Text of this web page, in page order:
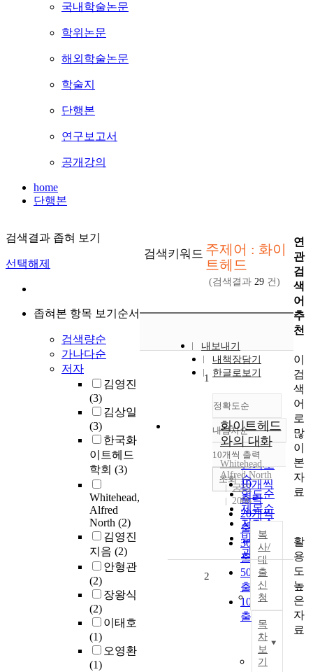
국내학술논문
학위논문
해외학술논문
학술지
단행본
연구보고서
공개강의
home
단행본
검색결과 좁혀 보기
선택해제
좁혀본 항목 보기순서
검색량순
가나다순
저자
김영진
(3)
김상일
(3)
한국화
이트헤드
학회 (3)
Whitehead,
Alfred
North (2)
김영진
지음 (2)
안형관
(2)
장왕식
(2)
이태호
(1)
오영환
(1)
검색키워드 주제어 : 화이
트헤드
(검색결과 29 건)
내보내기
내책장담기
한글로보기
정확도순
정확도
순
인기도
순
연도순
제목순
저자순
발행기
관순
내림차순
내림차순
10개씩 출력
10개씩
출력
20개씩
출력
30개씩
출력
50개씩
출력
100개씩
출력
조회
1
화이트헤드
와의 대화
Whitehead,
Alfred North
궁리
2006
복
사/
대
출
신
청
목
차
보
기
2
연
관
검
색
어
추
천
이
검
색
어
로
많
이
본
자
료
활
용
도
높
은
자
료